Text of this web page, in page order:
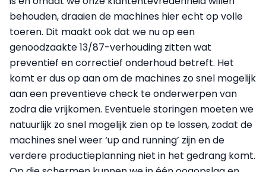
behouden, draaien de machines hier echt op volle
toeren. Dit maakt ook dat we nu op een
genoodzaakte 13/87-verhouding zitten wat
preventief en correctief onderhoud betreft. Het
komt er dus op aan om de machines zo snel mogelijk
aan een preventieve check te onderwerpen van
zodra die vrijkomen. Eventuele storingen moeten we
natuurlijk zo snel mogelijk zien op te lossen, zodat de
machines snel weer ‘up and running’ zijn en de
verdere productieplanning niet in het gedrang komt.